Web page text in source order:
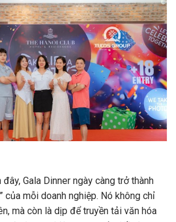
Gala Dinner ngày càng trở thành
của mỗi doanh nghiệp. Nó không chỉ
mà còn là dịp để truyền tải văn hóa